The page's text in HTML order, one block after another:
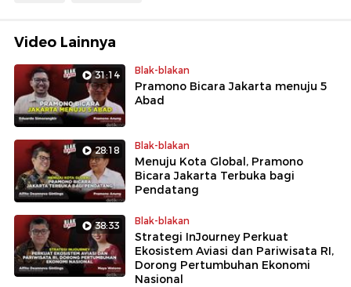
Video Lainnya
31:14 Blak-blakan
Pramono Bicara Jakarta menuju 5
Abad
28:18 Blak-blakan
Menuju Kota Global, Pramono
Bicara Jakarta Terbuka bagi
Pendatang
38:33 Blak-blakan
Strategi InJourney Perkuat
Ekosistem Aviasi dan Pariwisata RI,
Dorong Pertumbuhan Ekonomi
Nasional